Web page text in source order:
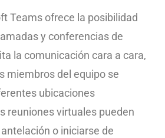
Teams ofrece la posibilidad
y conferencias de
la comunicación cara a cara,
miembros del equipo se
ubicaciones
reuniones virtuales pueden
o iniciarse de